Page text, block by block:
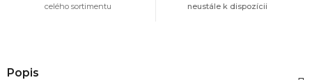
celého sortimentu neustále k dispozícii
Popis